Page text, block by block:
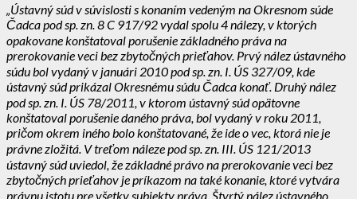
„Ústavný súd v súvislosti s konaním vedeným na Okresnom súde
Čadca podsp. zn. 8 C 917/92 vydal spolu 4 nálezy, v ktorých
opakovane konštatoval porušenie základného práva na
prerokovanie veci bez zbytočných prieťahov. Prvý nález ústavného
súdu bol vydaný v januári 2010pod sp. zn. I. ÚS 327/09, kde
ústavný súd prikázal Okresnému súdu Čadca konať. Druhý nález
pod sp. zn. I. ÚS 78/2011, v ktorom ústavný súd opätovne
konštatoval porušenie daného práva, bol vydaný v roku 2011,
pričom okrem iného bolo konštatované, že ide o vec, ktorá nie je
právne zložitá. V treťom náleze pod sp. zn. III. ÚS 121/2013
ústavný súd uviedol, že základné právo na prerokovanie veci bez
zbytočných prieťahov je príkazom na také konanie, ktoré vytvára
právnu istotu pre všetky subjekty práva. Štvrtý nález ústavného